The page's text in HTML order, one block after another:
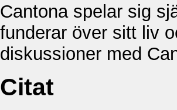
Cantona spelar sig
funderar över sitt liv
diskussioner med
Citat